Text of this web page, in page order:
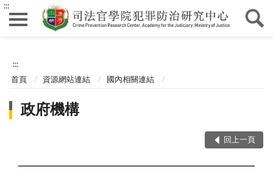
:::
:::
首頁 資源網站連結 國內相關連結
政府機構
回上一頁